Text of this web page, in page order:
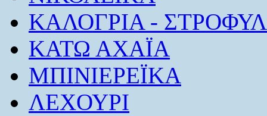
ΚΑΛΟΓΡΙΑ -
ΚΑΤΩ ΑΧΑΪΑ
ΜΠΙΝΙΕΡΕΪΚΑ
ΛΕΧΟΥΡΙ